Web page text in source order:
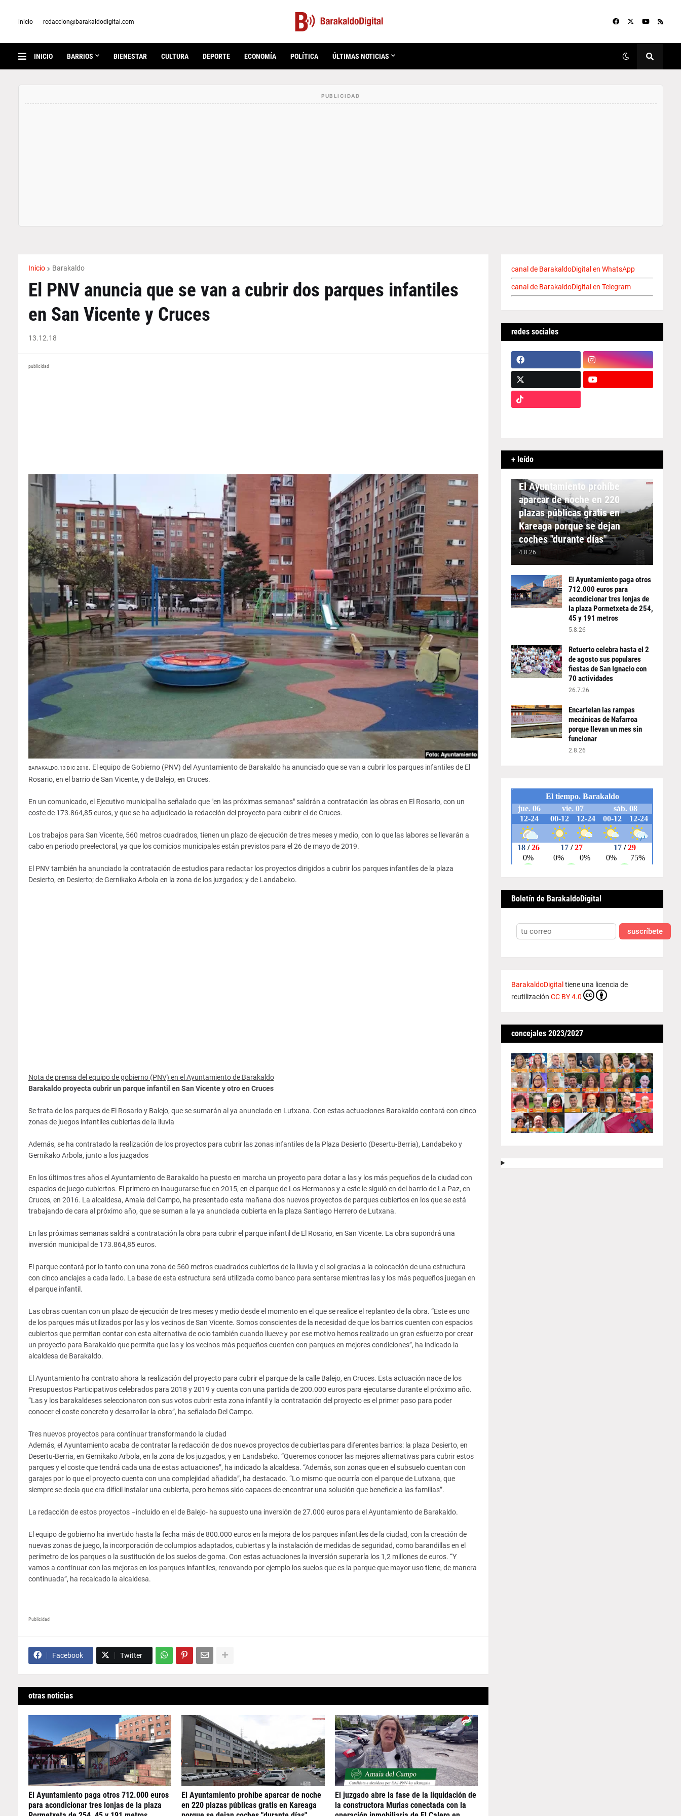
inicio redaccion@barakaldodigital.com
INICIO BARRIOS BIENESTAR CULTURA DEPORTE ECONOMÍA POLÍTICA ÚLTIMAS NOTICIAS
Inicio Barakaldo
El PNV anuncia que se van a cubrir dos parques infantiles
en San Vicente y Cruces
13.12.18
publicidad
BARAKALDO, 13 DIC 2018. El equipo de Gobierno (PNV) del Ayuntamiento de Barakaldo ha anunciado que se van a cubrir los parques infantiles de El
Rosario, en el barrio de San Vicente, y de Balejo, en Cruces.
En un comunicado, el Ejecutivo municipal ha señalado que "en las próximas semanas" saldrán a contratación las obras en El Rosario, con un
coste de 173.864,85 euros, y que se ha adjudicado la redacción del proyecto para cubrir el de Cruces.
Los trabajos para San Vicente, 560 metros cuadrados, tienen un plazo de ejecución de tres meses y medio, con lo que las labores se llevarán a
cabo en periodo preelectoral, ya que los comicios municipales están previstos para el 26 de mayo de 2019.
El PNV también ha anunciado la contratación de estudios para redactar los proyectos dirigidos a cubrir los parques infantiles de la plaza
Desierto, en Desierto; de Gernikako Arbola en la zona de los juzgados; y de Landabeko.
Nota de prensa del equipo de gobierno (PNV) en el Ayuntamiento de Barakaldo
Barakaldo proyecta cubrir un parque infantil en San Vicente y otro en Cruces
Se trata de los parques de El Rosario y Balejo, que se sumarán al ya anunciado en Lutxana. Con estas actuaciones Barakaldo contará con cinco
zonas de juegos infantiles cubiertas de la lluvia
Además, se ha contratado la realización de los proyectos para cubrir las zonas infantiles de la Plaza Desierto (Desertu-Berria), Landabeko y
Gernikako Arbola, junto a los juzgados
En los últimos tres años el Ayuntamiento de Barakaldo ha puesto en marcha un proyecto para dotar a las y los más pequeños de la ciudad con
espacios de juego cubiertos. El primero en inaugurarse fue en 2015, en el parque de Los Hermanos y a este le siguió en del barrio de La Paz, en
Cruces, en 2016. La alcaldesa, Amaia del Campo, ha presentado esta mañana dos nuevos proyectos de parques cubiertos en los que se está
trabajando de cara al próximo año, que se suman a la ya anunciada cubierta en la plaza Santiago Herrero de Lutxana.
En las próximas semanas saldrá a contratación la obra para cubrir el parque infantil de El Rosario, en San Vicente. La obra supondrá una
inversión municipal de 173.864,85 euros.
El parque contará por lo tanto con una zona de 560 metros cuadrados cubiertos de la lluvia y el sol gracias a la colocación de una estructura
con cinco anclajes a cada lado. La base de esta estructura será utilizada como banco para sentarse mientras las y los más pequeños juegan en
el parque infantil.
Las obras cuentan con un plazo de ejecución de tres meses y medio desde el momento en el que se realice el replanteo de la obra. “Este es uno
de los parques más utilizados por las y los vecinos de San Vicente. Somos conscientes de la necesidad de que los barrios cuenten con espacios
cubiertos que permitan contar con esta alternativa de ocio también cuando llueve y por ese motivo hemos realizado un gran esfuerzo por crear
un proyecto para Barakaldo que permita que las y los vecinos más pequeños cuenten con parques en mejores condiciones”, ha indicado la
alcaldesa de Barakaldo.
El Ayuntamiento ha contrato ahora la realización del proyecto para cubrir el parque de la calle Balejo, en Cruces. Esta actuación nace de los
Presupuestos Participativos celebrados para 2018 y 2019 y cuenta con una partida de 200.000 euros para ejecutarse durante el próximo año.
“Las y los barakaldeses seleccionaron con sus votos cubrir esta zona infantil y la contratación del proyecto es el primer paso para poder
conocer el coste concreto y desarrollar la obra”, ha señalado Del Campo.
Tres nuevos proyectos para continuar transformando la ciudad
Además, el Ayuntamiento acaba de contratar la redacción de dos nuevos proyectos de cubiertas para diferentes barrios: la plaza Desierto, en
Desertu-Berria, en Gernikako Arbola, en la zona de los juzgados, y en Landabeko. “Queremos conocer las mejores alternativas para cubrir estos
parques y el coste que tendrá cada una de estas actuaciones”, ha indicado la alcaldesa. “Además, son zonas que en el subsuelo cuentan con
garajes por lo que el proyecto cuenta con una complejidad añadida”, ha destacado. “Lo mismo que ocurría con el parque de Lutxana, que
siempre se decía que era difícil instalar una cubierta, pero hemos sido capaces de encontrar una solución que beneficie a las familias”.
La redacción de estos proyectos –incluido en el de Balejo- ha supuesto una inversión de 27.000 euros para el Ayuntamiento de Barakaldo.
El equipo de gobierno ha invertido hasta la fecha más de 800.000 euros en la mejora de los parques infantiles de la ciudad, con la creación de
nuevas zonas de juego, la incorporación de columpios adaptados, cubiertas y la instalación de medidas de seguridad, como barandillas en el
perímetro de los parques o la sustitución de los suelos de goma. Con estas actuaciones la inversión superaría los 1,2 millones de euros. “Y
vamos a continuar con las mejoras en los parques infantiles, renovando por ejemplo los suelos que es la parque que mayor uso tiene, de manera
continuada”, ha recalcado la alcaldesa.
Publicidad
Facebook Twitter
otras noticias
El Ayuntamiento paga otros 712.000 euros
para acondicionar tres lonjas de la plaza
El Ayuntamiento prohíbe aparcar de noche
en 220 plazas públicas gratis en Kareaga
El juzgado abre la fase de la liquidación de
la constructora Murias conectada con la
canal de BarakaldoDigital en WhatsApp
canal de BarakaldoDigital en Telegram
redes sociales
+ leído
APARCAMIENTO
El Ayuntamiento prohíbe
aparcar de noche en 220
plazas públicas gratis en
Kareaga porque se dejan
coches "durante días"
4.8.26
El Ayuntamiento paga otros
712.000 euros para
acondicionar tres lonjas de
la plaza Pormetxeta de 254,
45 y 191 metros
5.8.26
Retuerto celebra hasta el 2
de agosto sus populares
fiestas de San Ignacio con
70 actividades
26.7.26
Encartelan las rampas
mecánicas de Nafarroa
porque llevan un mes sin
funcionar
2.8.26
Boletín de BarakaldoDigital
suscríbete
BarakaldoDigital tiene una licencia de
reutilización CC BY 4.0
concejales 2023/2027